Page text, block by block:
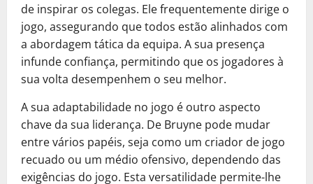
de inspirar os colegas. Ele frequentemente dirige o
jogo, assegurando que todos estão alinhados com
a abordagem tática da equipa. A sua presença
infunde confiança, permitindo que os jogadores à
sua volta desempenhem o seu melhor.
A sua adaptabilidade no jogo é outro aspecto
chave da sua liderança. De Bruyne pode mudar
entre vários papéis, seja como um criador de jogo
recuado ou um médio ofensivo, dependendo das
exigências do jogo. Esta versatilidade permite-lhe